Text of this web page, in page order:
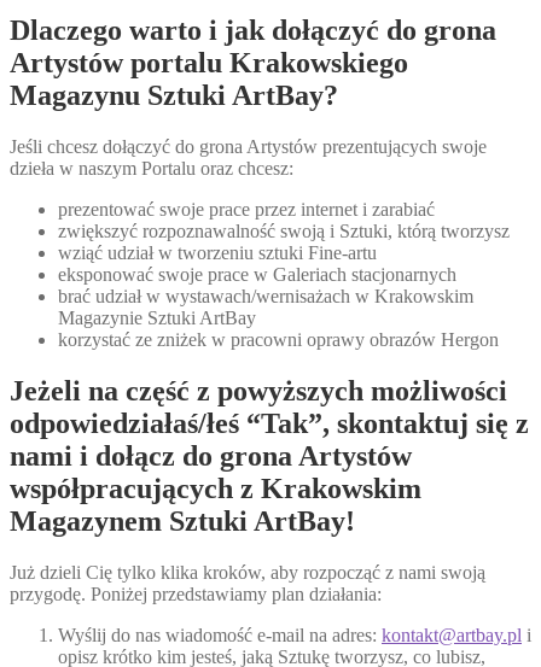
Dlaczego warto i jak dołączyć do grona
Artystów portalu Krakowskiego
Magazynu Sztuki ArtBay?
Jeśli chcesz dołączyć do grona Artystów prezentujących swoje
dzieła w naszym Portalu oraz chcesz:
prezentować swoje prace przez internet i zarabiać
zwiększyć rozpoznawalność swoją i Sztuki, którą tworzysz
wziąć udział w tworzeniu sztuki Fine-artu
eksponować swoje prace w Galeriach stacjonarnych
brać udział w wystawach/wernisażach w Krakowskim
Magazynie Sztuki ArtBay
korzystać ze zniżek w pracowni oprawy obrazów Hergon
Jeżeli na część z powyższych możliwości
odpowiedziałaś/łeś “Tak”, skontaktuj się z
nami i dołącz do grona Artystów
współpracujących z Krakowskim
Magazynem Sztuki ArtBay!
Już dzieli Cię tylko klika kroków, aby rozpocząć z nami swoją
przygodę. Poniżej przedstawiamy plan działania:
Wyślij do nas wiadomość e-mail na adres: kontakt@artbay.pl i
opisz krótko kim jesteś, jaką Sztukę tworzysz, co lubisz,